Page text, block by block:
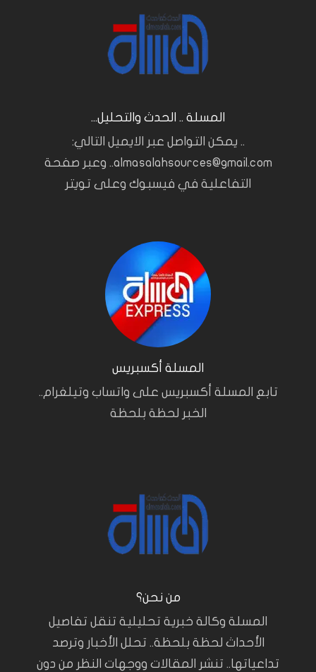
المسلة .. الحدث والتحليل...
.. يمكن التواصل عبر الايميل التالي:
almasalahsources@gmail.com.. وعبر صفحة
التفاعلية في فيسبوك وعلى تويتر
المسلة أكسبريس
تابع المسلة أكسبريس على واتساب وتيلغرام..
الخبر لحظة بلحظة
من نحن؟
المسلة وكالة خبرية تحليلية تنقل تفاصيل
الأحداث لحظة بلحظة.. تحلل الأخبار وترصد
تداعياتها.. تنشر المقالات ووجهات النظر من دون